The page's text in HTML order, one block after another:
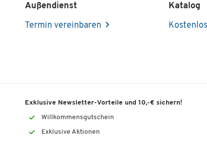
Außendienst
Termin vereinbaren
Katalog
Exklusive Newsletter-Vorteile und 10,-€ sichern!
Willkommensgutschein
Exklusive Aktionen